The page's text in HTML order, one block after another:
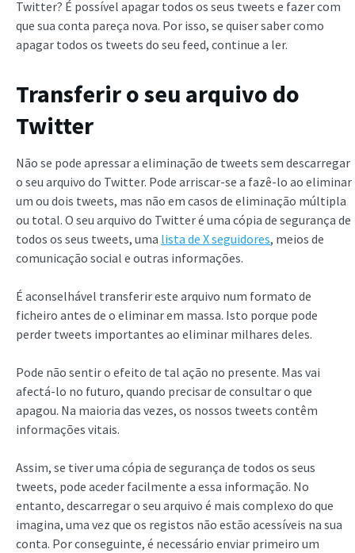
Twitter? É possível apagar todos os seus tweets e fazer com
que sua conta pareça nova. Por isso, se quiser saber como
apagar todos os tweets do seu feed, continue a ler.
Transferir o seu arquivo do
Twitter
Não se pode apressar a eliminação de tweets sem descarregar
o seu arquivo do Twitter. Pode arriscar-se a fazê-lo ao eliminar
um ou dois tweets, mas não em casos de eliminação múltipla
ou total. O seu arquivo do Twitter é uma cópia de segurança de
todos os seus tweets, uma lista de X seguidores, meios de
comunicação social e outras informações.
É aconselhável transferir este arquivo num formato de
ficheiro antes de o eliminar em massa. Isto porque pode
perder tweets importantes ao eliminar milhares deles.
Pode não sentir o efeito de tal ação no presente. Mas vai
afectá-lo no futuro, quando precisar de consultar o que
apagou. Na maioria das vezes, os nossos tweets contêm
informações vitais.
Assim, se tiver uma cópia de segurança de todos os seus
tweets, pode aceder facilmente a essa informação. No
entanto, descarregar o seu arquivo é mais complexo do que
imagina, uma vez que os registos não estão acessíveis na sua
conta. Por conseguinte, é necessário enviar primeiro um